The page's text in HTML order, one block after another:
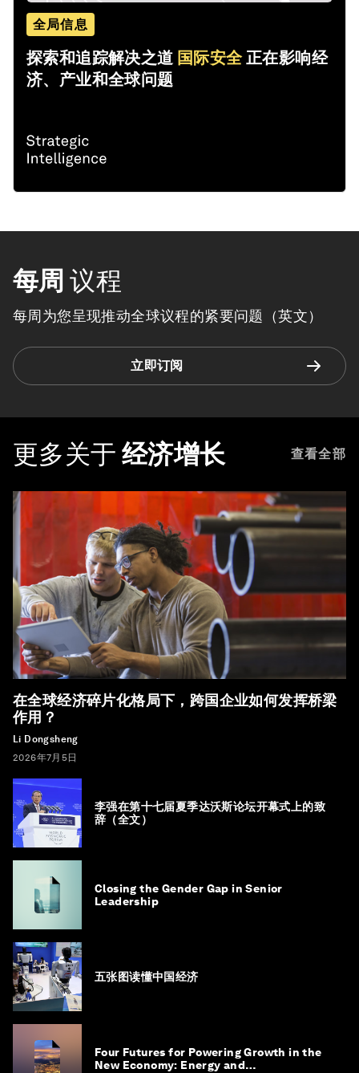
全局信息
探索和追踪解决之道 国际安全正在影响经
济、产业和全球问题
每周 议程
每周为您呈现推动全球议程的紧要问题（英文）
立即订阅
更多关于 经济增长 查看全部
在全球经济碎片化格局下，跨国企业如何发挥桥梁
作用？
Li Dongsheng
2026年7月5日
李强在第十七届夏季达沃斯论坛开幕式上的致
辞（全文）
Closing the Gender Gap in Senior
Leadership
五张图读懂中国经济
Four Futures for Powering Growth in the
New Economy: Energy and